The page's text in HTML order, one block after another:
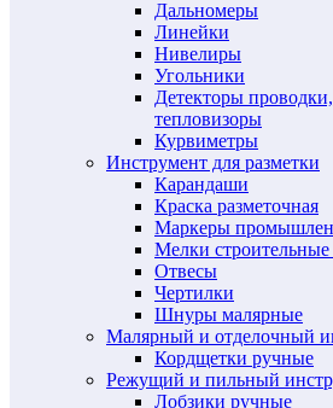
Дальномеры
Линейки
Нивелиры
Угольники
Детекторы
тепловизоры
Курвиметры
Инструмент для разметки
Карандаши
Краска разметочная
Маркеры
Мелки строительные
Отвесы
Чертилки
Шнуры малярные
Малярный и отделочный
Кордщетки ручные
Режущий и пильный
Лобзики ручные